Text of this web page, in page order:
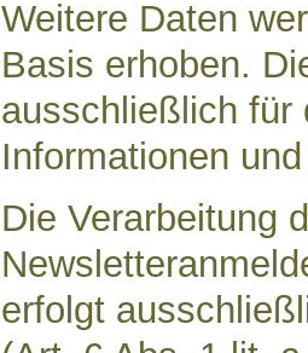
Weitere Daten
Basis erhoben.
ausschließlich für
Informationen
Die Verarbeitung
erfolgt